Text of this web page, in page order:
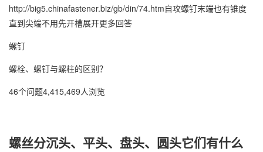
http://big5.chinafastener.biz/gb/din/74.htm自攻螺钉末端也有锥度
直到尖端不用先开槽展开更多回答
螺钉
螺栓、螺钉与螺柱的区别？
46个问题4,415,469人浏览
螺丝分沉头、平头、盘头、圆头它们有什么